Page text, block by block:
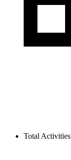
Total Activities